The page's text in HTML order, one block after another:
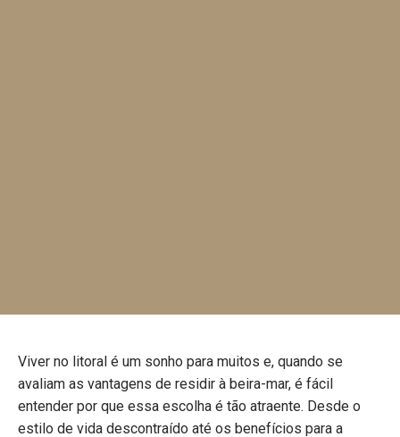
Viver no litoral é um sonho para muitos e, quando se
avaliam as vantagens de residir à beira-mar, é fácil
entender por que essa escolha é tão atraente. Desde o
estilo de vida descontraído até os benefícios para a